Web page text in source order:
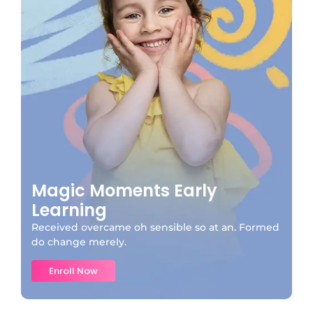
Magic Moments Early
Learning
Received overcame oh sensible so at an. Formed
do change merely.
Enroll Now